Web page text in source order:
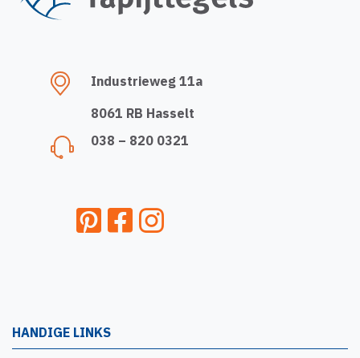
Industrieweg 11a
8061 RB Hasselt
038 – 820 0321
HANDIGE LINKS